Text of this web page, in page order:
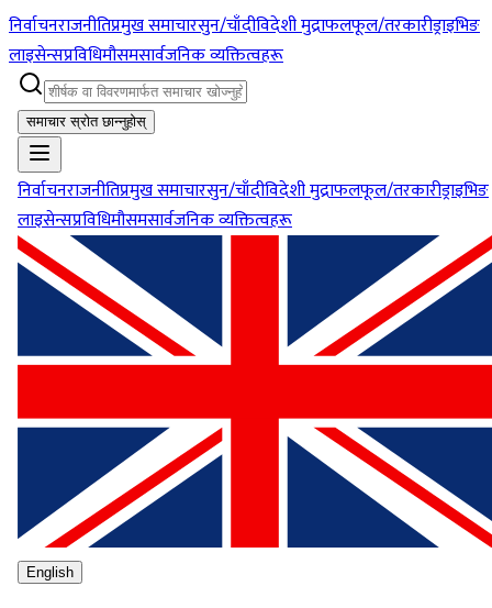
निर्वाचनराजनीतिप्रमुख समाचारसुन/चाँदीविदेशी मुद्राफलफूल/तरकारीड्राइभिङ
लाइसेन्सप्रविधिमौसमसार्वजनिक व्यक्तित्वहरू
समाचार स्रोत छान्नुहोस्
निर्वाचनराजनीतिप्रमुख समाचारसुन/चाँदीविदेशी मुद्राफलफूल/तरकारीड्राइभिङ
लाइसेन्सप्रविधिमौसमसार्वजनिक व्यक्तित्वहरू
English